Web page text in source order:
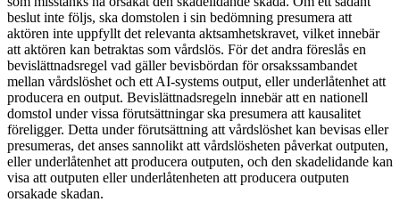
beslut inte följs, ska domstolen i sin bedömning presumera att
aktören inte uppfyllt det relevanta aktsamhetskravet, vilket innebär
att aktören kan betraktas som vårdslös. För det andra föreslås en
bevislättnadsregel vad gäller bevisbördan för orsakssambandet
mellan vårdslöshet och ett AI-systems output, eller underlåtenhet att
producera en output. Bevislättnadsregeln innebär att en nationell
domstol under vissa förutsättningar ska presumera att kausalitet
föreligger. Detta under förutsättning att vårdslöshet kan bevisas eller
presumeras, det anses sannolikt att vårdslösheten påverkat outputen,
eller underlåtenhet att producera outputen, och den skadelidande kan
visa att outputen eller underlåtenheten att producera outputen
orsakade skadan.